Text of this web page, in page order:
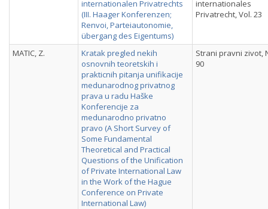
internationalen Privatrechts
(III. Haager Konferenzen;
Renvoi, Parteiautonomie,
übergang des Eigentums)
internationales
Privatrecht, Vol. 23
MATIC, Z.
Kratak pregled nekih
osnovnih teoretskih i
prakticnih pitanja unifikacije
medunarodnog privatnog
prava u radu Haške
Konferencije za
medunarodno privatno
pravo (A Short Survey of
Some Fundamental
Theoretical and Practical
Questions of the Unification
of Private International Law
in the Work of the Hague
Conference on Private
International Law)
Strani pravni zivot,
90